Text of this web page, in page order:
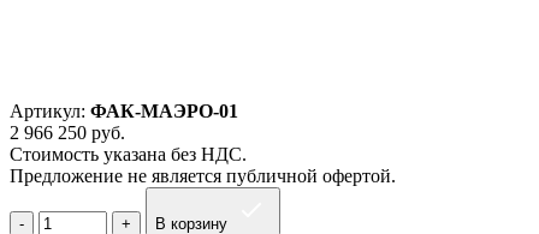
Артикул: ФАК-МАЭРО-01
2 966 250 руб.
Стоимость указана без НДС.
Предложение не является публичной офертой.
В корзину